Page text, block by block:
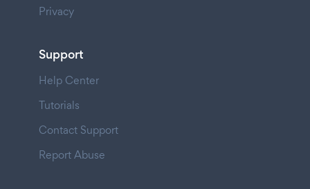
Privacy
Support
Help Center
Tutorials
Contact Support
Report Abuse